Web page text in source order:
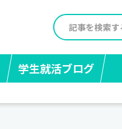
学生就活ブログ